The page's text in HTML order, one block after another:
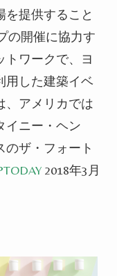
を提供すること
の開催に協力す
トワークで、ヨ
用した建築イベ
アメリカでは
イニー・ヘン
のザ・フォート
2018年3月